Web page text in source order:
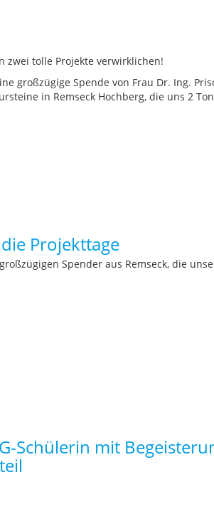
zwei tolle Projekte verwirklichen!
großzügige Spende von Frau Dr. Ing.
in Remseck Hochberg, die uns 2
Projekttage
Spender aus Remseck, die
Schülerin mit